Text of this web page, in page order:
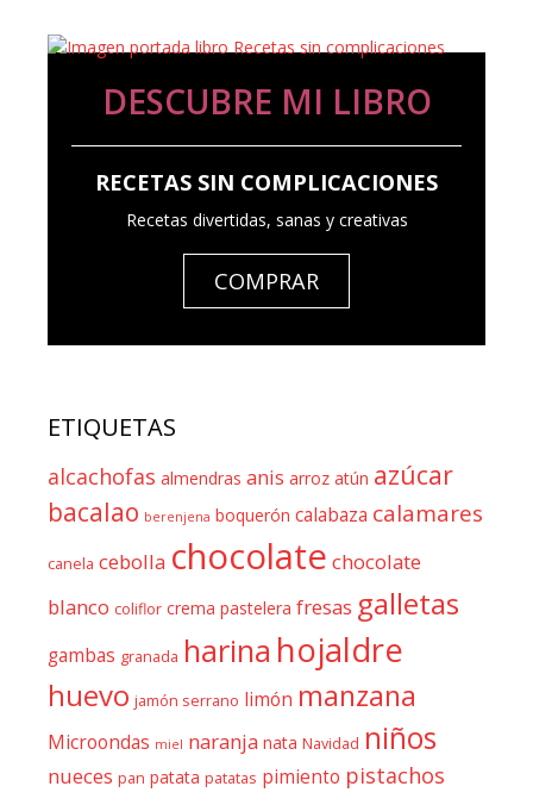
DESCUBRE MI LIBRO
RECETAS SIN COMPLICACIONES
Recetas divertidas, sanas y creativas
COMPRAR
ETIQUETAS
alcachofas almendras anis arroz atún azúcar
bacalao berenjena boquerón calabaza calamares
canela cebolla chocolate chocolate
blanco coliflor crema pastelera fresas galletas
gambas granada harina hojaldre
huevo jamón serrano limón manzana
Microondas miel naranja nata Navidad niños
nueces pan patata patatas pimiento pistachos